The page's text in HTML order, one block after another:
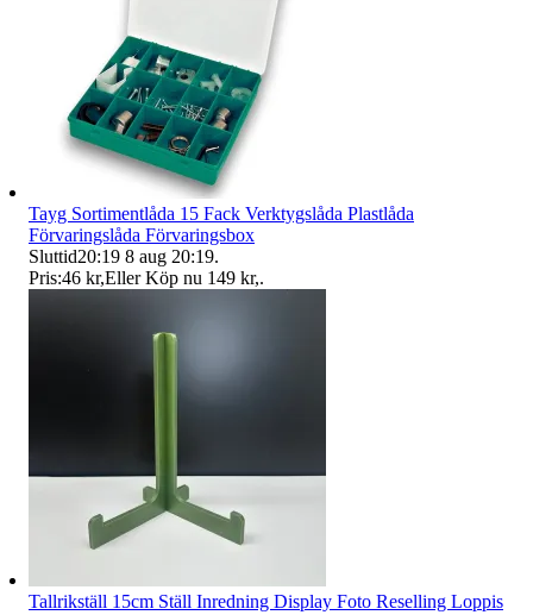
Tayg Sortimentlåda 15 Fack Verktygslåda Plastlåda
Förvaringslåda Förvaringsbox
Sluttid20:19 8 aug 20:19.
Pris:46 kr,Eller Köp nu 149 kr,.
Tallrikställ 15cm Ställ Inredning Display Foto Reselling Loppis